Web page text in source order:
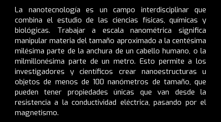
La nanotecnología es un campo interdisciplinar que
combina el estudio de las ciencias físicas, químicas y
biológicas. Trabajar a escala nanométrica significa
manipular materia del tamaño aproximado a la centésima
milésima parte de la anchura de un cabello humano, o la
milmillonésima parte de un metro. Esto permite a los
investigadores y científicos crear nanoestructuras u
objetos de menos de 100 nanómetros de tamaño, que
pueden tener propiedades únicas que van desde la
resistencia a la conductividad eléctrica, pasando por el
magnetismo.